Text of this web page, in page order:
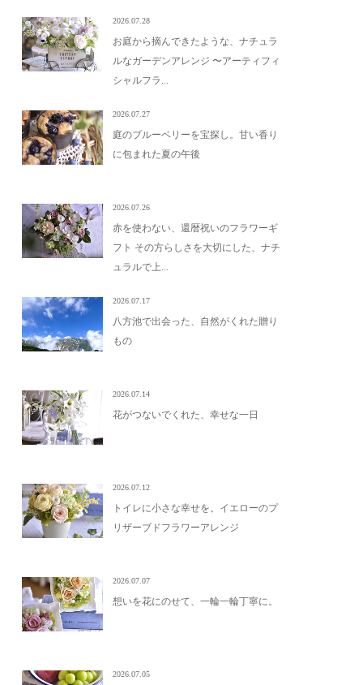
2026.07.28
お庭から摘んできたような、ナチュラ
ルなガーデンアレンジ 〜アーティフィ
シャルフラ...
2026.07.27
庭のブルーベリーを宝探し。甘い香り
に包まれた夏の午後
2026.07.26
赤を使わない、還暦祝いのフラワーギ
フト その方らしさを大切にした、ナチ
ュラルで上...
2026.07.17
八方池で出会った、自然がくれた贈り
もの
2026.07.14
花がつないでくれた、幸せな一日
2026.07.12
トイレに小さな幸せを。イエローのプ
リザーブドフラワーアレンジ
2026.07.07
想いを花にのせて、一輪一輪丁寧に。
2026.07.05